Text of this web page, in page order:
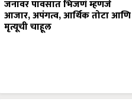
जनावर पावसात भिजणं म्हणजे
आजार, अपंगत्व, आर्थिक तोटा आणि
मृत्यूची चाहूल